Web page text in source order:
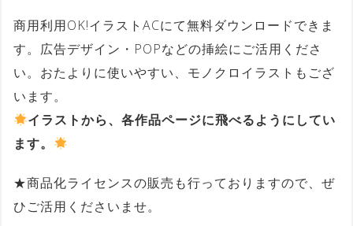
商用利用OK!イラストACにて無料ダウンロードできま
す。広告デザイン・POPなどの挿絵にご活用くださ
い。おたよりに使いやすい、モノクロイラストもござ
います。
イラストから、各作品ページに飛べるようにしてい
ます。
★商品化ライセンスの販売も行っておりますので、ぜ
ひご活用くださいませ。